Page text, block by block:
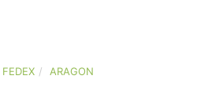
FEDEX ARAGON